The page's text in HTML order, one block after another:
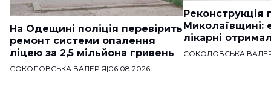
На Одещині поліція перевірить
ремонт системи опалення
ліцею за 2,5 мільйона гривень
СОКОЛОВСЬКА ВАЛЕРІЯ|06.08.2026
Реконструкція
Миколаївщині:
лікарні
СОКОЛОВСЬКА